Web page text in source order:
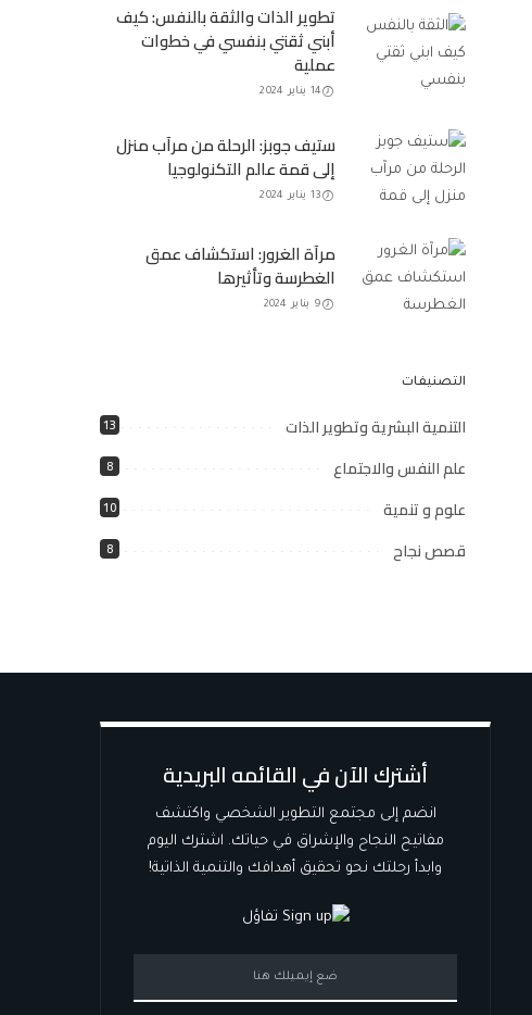
تطوير الذات والثقة بالنفس: كيف
أبني ثقتي بنفسي في خطوات
عملية
14 يناير 2024
ستيف جوبز: الرحلة من مرآب منزل
إلى قمة عالم التكنولوجيا
13 يناير 2024
مرآة الغرور: استكشاف عمق
الغطرسة وتأثيرها
9 يناير 2024
التصنيفات
التنمية البشرية وتطوير الذات 13
علم النفس والاجتماع 8
علوم و تنمية 10
قصص نجاح 8
أشترك الآن في القائمه البريدية
انضم إلى مجتمع التطوير الشخصي واكتشف
مفاتيح النجاح والإشراق في حياتك. اشترك اليوم
وابدأ رحلتك نحو تحقيق أهدافك والتنمية الذاتية!